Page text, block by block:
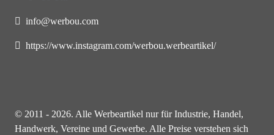
info@werbou.com
https://www.instagram.com/werbou.werbeartikel/
© 2011 - 2026. Alle Werbeartikel nur für Industrie, Handel,
Handwerk, Vereine und Gewerbe. Alle Preise verstehen sich